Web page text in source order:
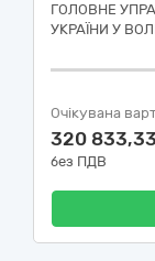
ГОЛОВНЕ
УКРАЇНИ У
Очікувана
320
без ПДВ